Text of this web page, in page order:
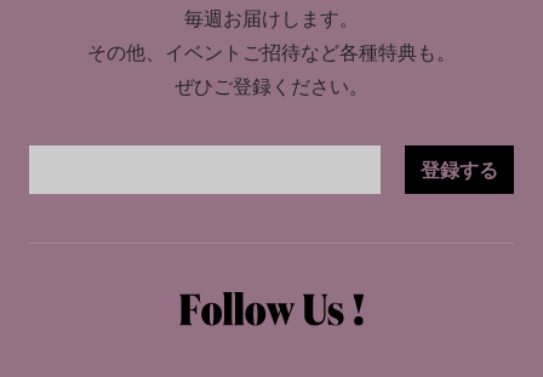
毎週お届けします。
その他、イベントご招待など各種特典も。
ぜひご登録ください。
登録する